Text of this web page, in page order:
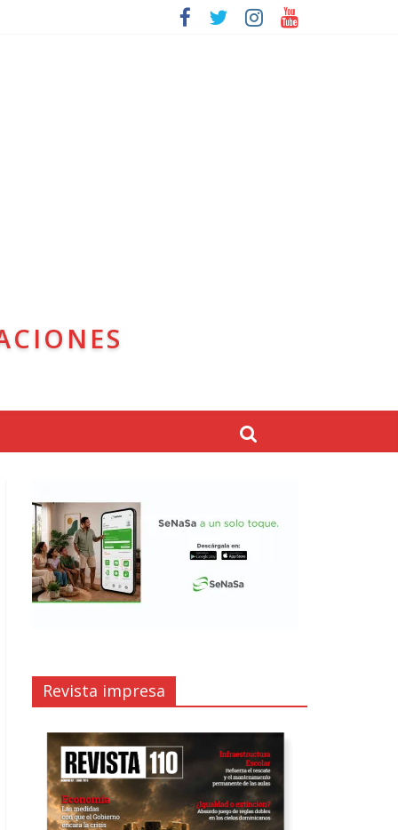
Revista impresa